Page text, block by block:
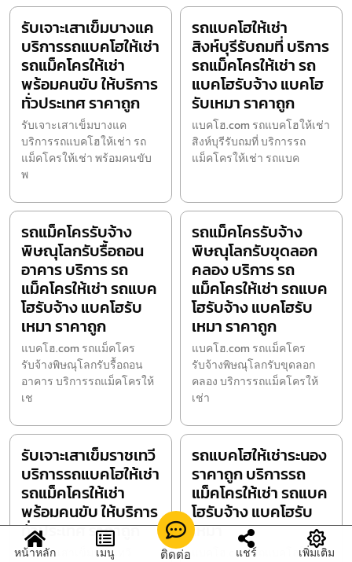
รับเจาะเสาเข็มบางแค
บริการรถแบคโฮให้เช่า
รถแม็คโครให้เช่า
พร้อมคนขับ ให้บริการ
ทั่วประเทศ ราคาถูก
รับเจาะเสาเข็มบางแค
บริการรถแบคโฮให้เช่า รถ
แม็คโครให้เช่า พร้อมคนขับ
พ
รถแบคโฮให้เช่า
สิงห์บุรีรับถมที่ บริการ
รถแม็คโครให้เช่า รถ
แบคโฮรับจ้าง แบคโฮ
รับเหมา ราคาถูก
แบคโฮ.com รถแบคโฮให้เช่า
สิงห์บุรีรับถมที่ บริการรถ
แม็คโครให้เช่า รถแบค
รถแม็คโครรับจ้าง
พิษณุโลกรับรื้อถอน
อาคาร บริการ รถ
แม็คโครให้เช่า รถแบค
โฮรับจ้าง แบคโฮรับ
เหมา ราคาถูก
แบคโฮ.com รถแม็คโคร
รับจ้างพิษณุโลกรับรื้อถอน
อาคาร บริการรถแม็คโครให้
เช
รถแม็คโครรับจ้าง
พิษณุโลกรับขุดลอก
คลอง บริการ รถ
แม็คโครให้เช่า รถแบค
โฮรับจ้าง แบคโฮรับ
เหมา ราคาถูก
แบคโฮ.com รถแม็คโคร
รับจ้างพิษณุโลกรับขุดลอก
คลอง บริการรถแม็คโครให้
เช่า
รับเจาะเสาเข็มราชเทวี
บริการรถแบคโฮให้เช่า
รถแม็คโครให้เช่า
พร้อมคนขับ ให้บริการ
ทั่วประเทศ ราคาถูก
รับเจาะเสาเข็มราชเทวี
รถแบคโฮให้เช่าระนอง
ราคาถูก บริการรถ
แม็คโครให้เช่า รถแบค
โฮรับจ้าง แบคโฮรับ
เหมา
แบคโฮ.com รถแบคโฮให้เช่า
หน้าหลัก เมนู ติดต่อ แชร์ เพิ่มเติม